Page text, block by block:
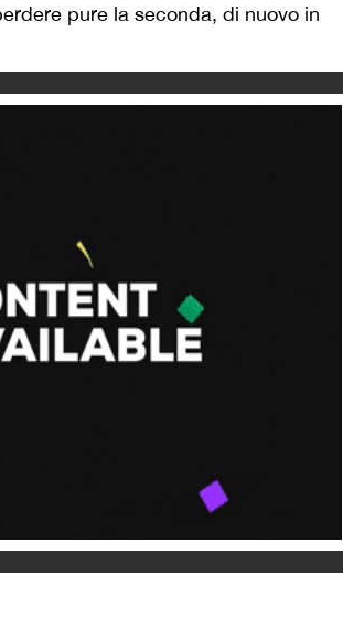
pure la seconda, di nuovo in